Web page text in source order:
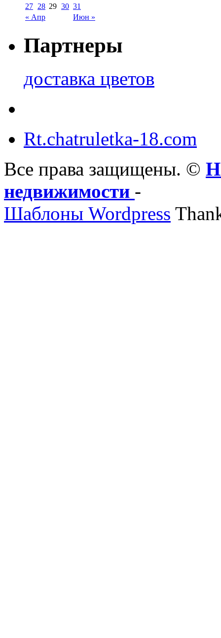
« Апр Июн »
27 28 29 30 31
Партнеры
доставка цветов
Rt.chatruletka-18.com
Все права защищены. ©
недвижимости -
Шаблоны Wordpress